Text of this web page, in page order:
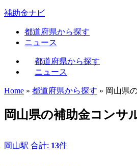
補助金ナビ
都道府県から探す
ニュース
都道府県から探す
ニュース
Home » 都道府県から探す » 岡山県
岡山県の補助金コンサ
岡山駅 合計: 13件